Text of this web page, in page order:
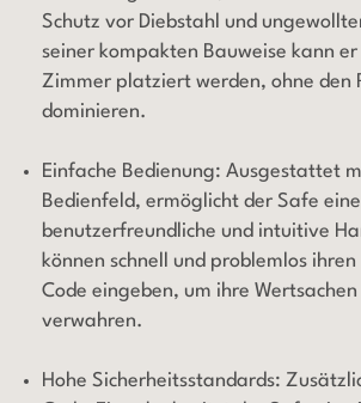
Schutz vor Diebstahl und
seiner kompakten Bauweise kann
Zimmer platziert werden, ohne den
dominieren.
Einfache Bedienung: Ausgestattet
Bedienfeld, ermöglicht der Safe eine
benutzerfreundliche und intuitive
können schnell und problemlos
Code eingeben, um ihre Wertsachen
verwahren.
Hohe Sicherheitsstandards: